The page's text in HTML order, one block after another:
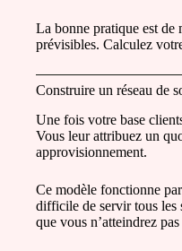
La bonne pratique est de
prévisibles. Calculez
Construire un réseau de
Une fois votre base
Vous leur attribuez un
approvisionnement.
Ce modèle fonctionne
difficile de servir tous les
que vous n’atteindrez